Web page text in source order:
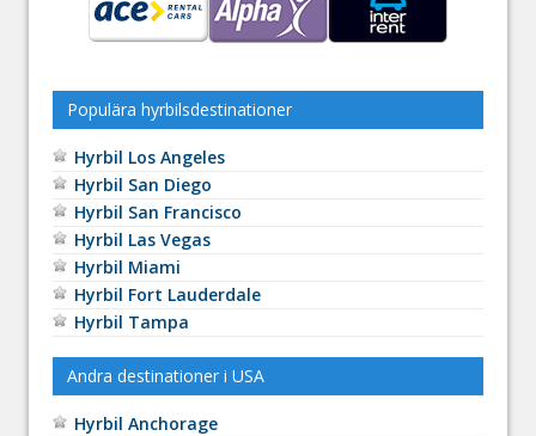
Populära hyrbilsdestinationer
Hyrbil Los Angeles
Hyrbil San Diego
Hyrbil San Francisco
Hyrbil Las Vegas
Hyrbil Miami
Hyrbil Fort Lauderdale
Hyrbil Tampa
Andra destinationer i USA
Hyrbil Anchorage